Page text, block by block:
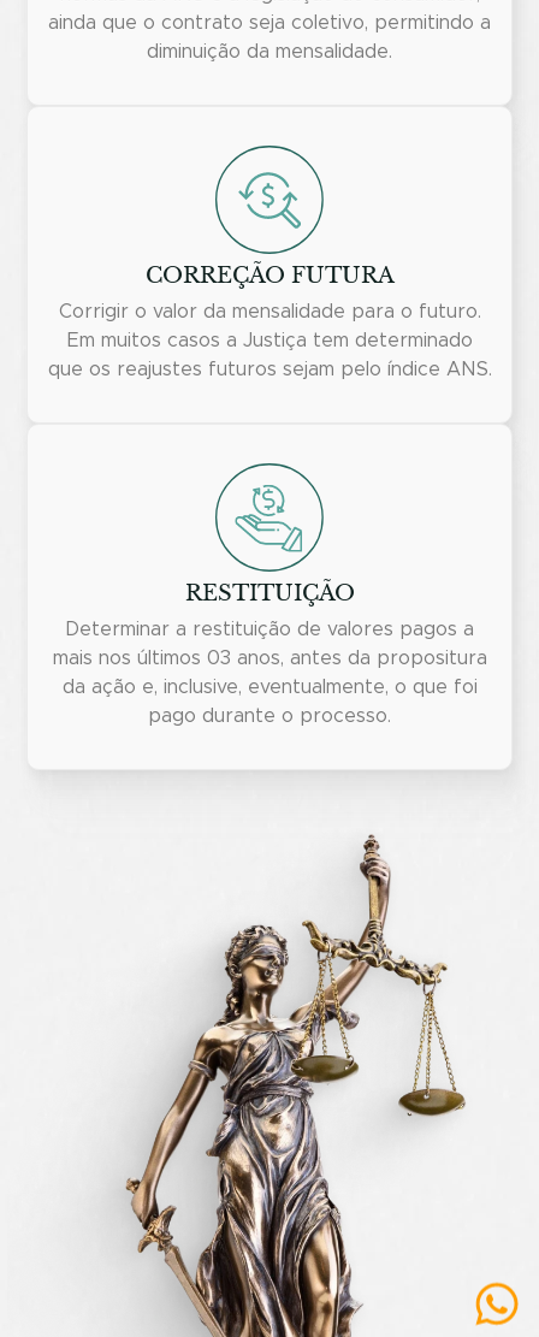
ainda que o contrato seja coletivo, permitindo a
diminuição da mensalidade.
CORREÇÃO FUTURA
Corrigir o valor da mensalidade para o futuro.
Em muitos casos a Justiça tem determinado
que os reajustes futuros sejam pelo índice ANS.
RESTITUIÇÃO
Determinar a restituição de valores pagos a
mais nos últimos 03 anos, antes da propositura
da ação e, inclusive, eventualmente, o que foi
pago durante o processo.